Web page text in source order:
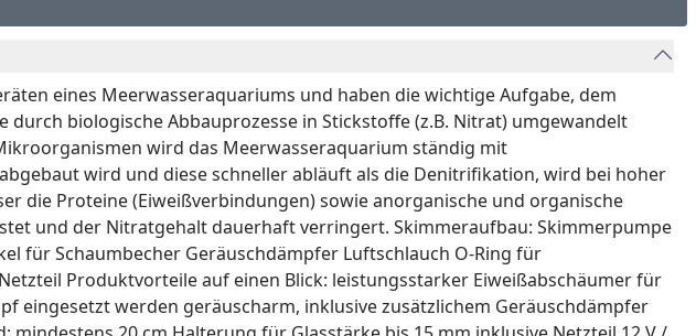
eines Meerwasseraquariums und haben die wichtige Aufgabe, dem
biologische Abbauprozesse in Stickstoffe (z.B. Nitrat) umgewandelt
wird das Meerwasseraquarium ständig mit
wird und diese schneller abläuft als die Denitrifikation, wird bei hoher
die Proteine (Eiweißverbindungen) sowie anorganische und organische
und der Nitratgehalt dauerhaft verringert. Skimmeraufbau: Skimmerpumpe
für Schaumbecher Geräuschdämpfer Luftschlauch O-Ring für
Produktvorteile auf einen Blick: leistungsstarker Eiweißabschäumer für
eingesetzt werden geräuscharm, inklusive zusätzlichem Geräuschdämpfer